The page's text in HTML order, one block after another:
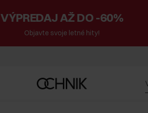
VÝPREDAJ AŽ DO -60%
Objavte svoje letné hity!